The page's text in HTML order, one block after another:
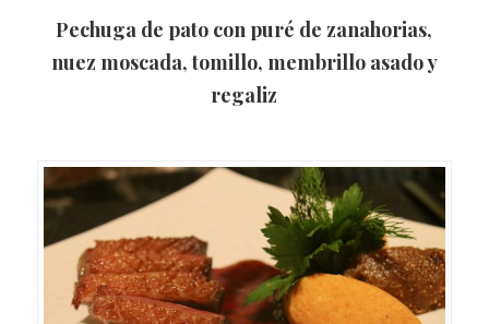
Pechuga de pato con puré de zanahorias,
nuez moscada, tomillo, membrillo asado y
regaliz